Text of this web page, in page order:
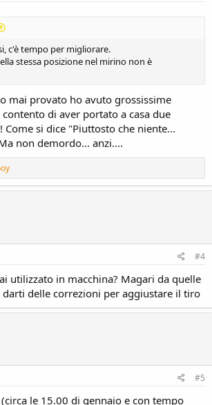
c'è tempo per migliorare.
stessa posizione nel mirino non è
mai provato ho avuto grossissime
di aver portato a casa due
si dice "Piuttosto che niente...
non demordo... anzi....
#4
utilizzato in macchina? Magari da quelle
delle correzioni per aggiustare il tiro
#5
le 15.00 di gennaio e con tempo